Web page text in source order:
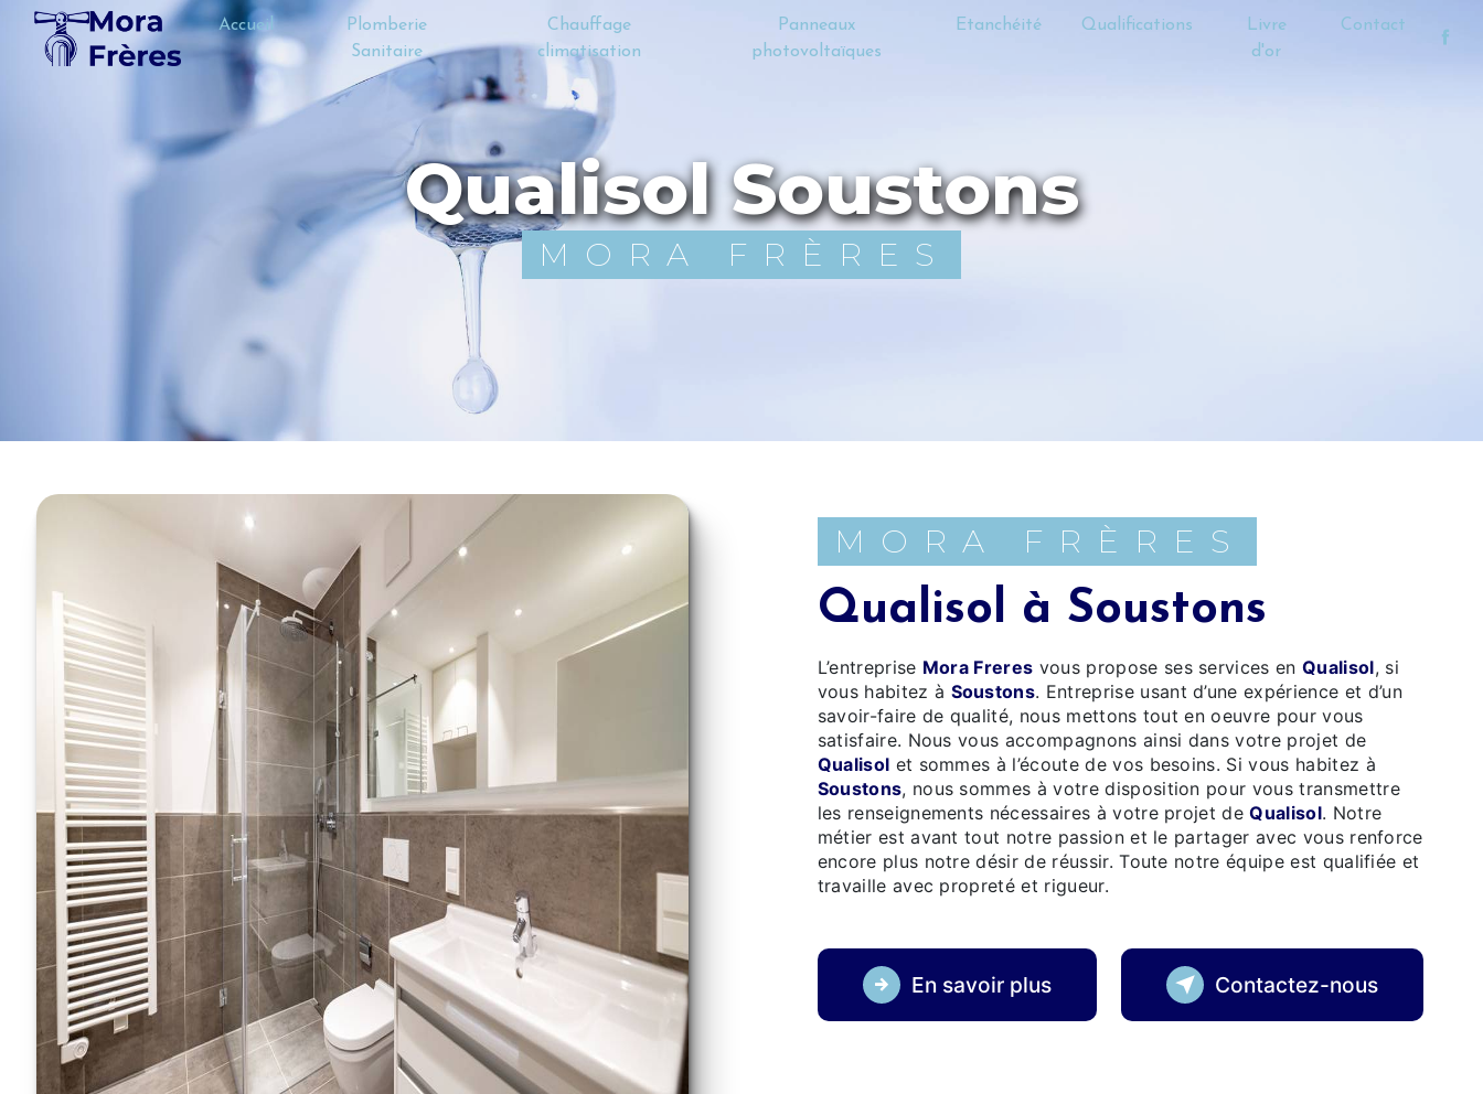
Accueil
Plomberie
Sanitaire
Chauffage
climatisation
Panneaux
photovoltaïques
Etanchéité Qualifications
Livre
d'or
Contact
Qualisol Soustons
MORA FRÈRES
MORA FRÈRES
Qualisol à Soustons
L’entreprise Mora Freres vous propose ses services en Qualisol, si
vous habitez à Soustons. Entreprise usant d’une expérience et d’un
savoir-faire de qualité, nous mettons tout en oeuvre pour vous
satisfaire. Nous vous accompagnons ainsi dans votre projet de
Qualisol et sommes à l’écoute de vos besoins. Si vous habitez à
Soustons, nous sommes à votre disposition pour vous transmettre
les renseignements nécessaires à votre projet deQualisol. Notre
métier est avant tout notre passion et le partager avec vous renforce
encore plus notre désir de réussir. Toute notre équipe est qualifiée et
travaille avec propreté et rigueur.
En savoir plus Contactez-nous
Panneau de gestion des cookies